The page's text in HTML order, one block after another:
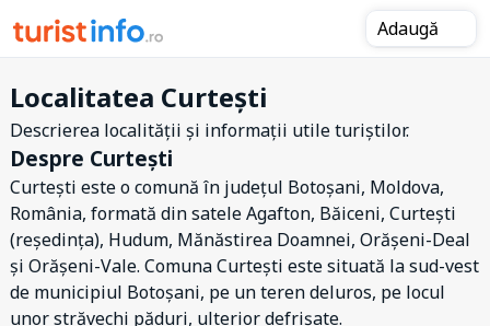
Adaugă
Localitatea Curtești
Descrierea localității și informații utile turiștilor.
Despre Curtești
Curtești este o comună în județul Botoșani, Moldova,
România, formată din satele Agafton, Băiceni, Curtești
(reședința), Hudum, Mănăstirea Doamnei, Orășeni-Deal
și Orășeni-Vale. Comuna Curtești este situată la sud-vest
de municipiul Botoșani, pe un teren deluros, pe locul
unor străvechi păduri, ulterior defrișate.